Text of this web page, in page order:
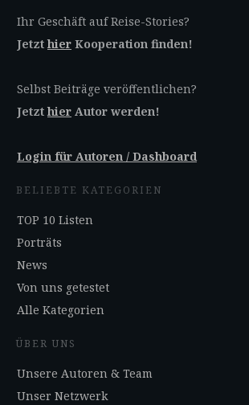
Ihr Geschäft auf Reise-Stories?
Jetzthier Kooperation finden!
Selbst Beiträge veröffentlichen?
Jetzthier Autor werden!
Login für Autoren / Dashboard
BELIEBTE KATEGORIEN
TOP 10 Listen
Porträts
News
Von uns getestet
Alle Kategorien
ÜBER UNS
Unsere Autoren & Team
Unser Netzwerk